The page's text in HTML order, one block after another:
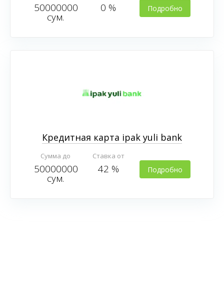
50000000
сум.
0 % Подробно
Кредитная карта ipak yuli bank
Сумма до
50000000
сум.
Ставка от
42 % Подробно